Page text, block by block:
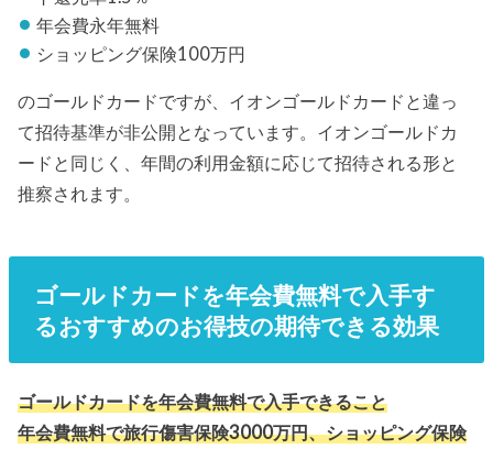
年会費永年無料
ショッピング保険100万円
のゴールドカードですが、イオンゴールドカードと違っ
て招待基準が非公開となっています。イオンゴールドカ
ードと同じく、年間の利用金額に応じて招待される形と
推察されます。
ゴールドカードを年会費無料で入手す
るおすすめのお得技の期待できる効果
ゴールドカードを年会費無料で入手できること
年会費無料で旅行傷害保険3000万円、ショッピング保険